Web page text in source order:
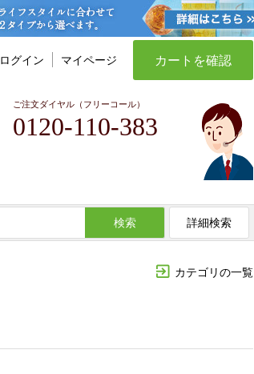
ログイン マイページ カートを確認
ご注文ダイヤル（フリーコール）
0120-110-383
検索 詳細検索
カテゴリの一覧